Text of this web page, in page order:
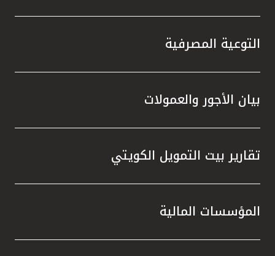
التوعية المصرفية
بيان الأجور والعمولات
تقارير بيت التمويل الكويتي
المؤسسات المالية